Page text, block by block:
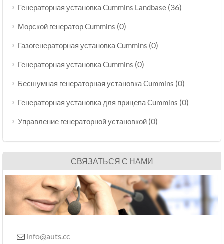
Генераторная установка Cummins Landbase (36)
Морской генератор Cummins (0)
Газогенераторная установка Cummins (0)
Генераторная установка Cummins (0)
Бесшумная генераторная установка Cummins (0)
Генераторная установка для прицепа Cummins (0)
Управление генераторной установкой (0)
СВЯЗАТЬСЯ С НАМИ
 info@auts.cc